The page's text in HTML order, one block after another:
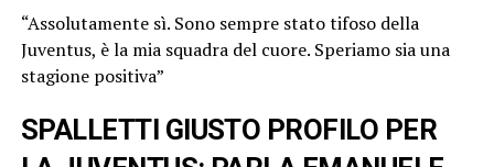
“Assolutamente sì. Sono sempre stato tifoso della
Juventus, è la mia squadra del cuore. Speriamo sia una
stagione positiva”
SPALLETTI GIUSTO PROFILO PER